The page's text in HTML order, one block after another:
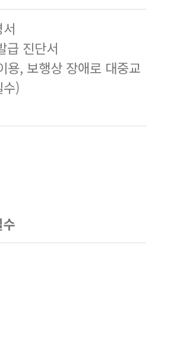
급 진단서
용, 보행상 장애로 대중교
)